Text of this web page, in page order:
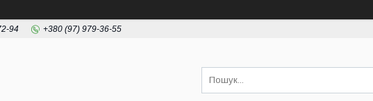
94 +380 (97) 979-36-55